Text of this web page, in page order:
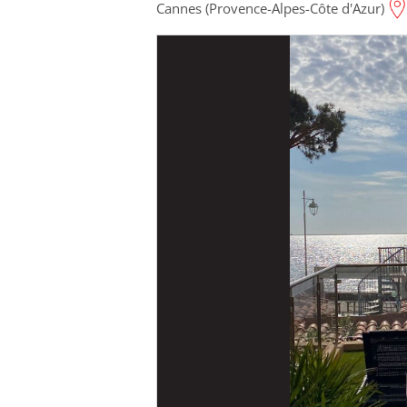
Cannes (Provence-Alpes-Côte d'Azur)